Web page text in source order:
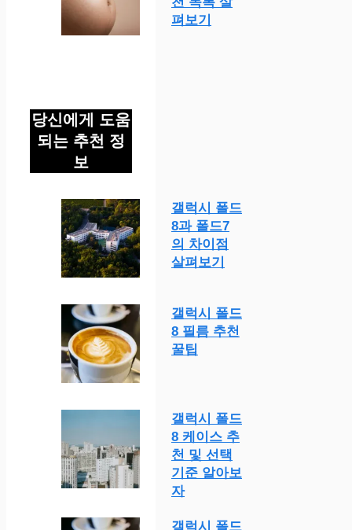
펴보기
당신에게 도움
되는 추천 정
보
갤럭시 폴드
8과 폴드7
의 차이점
살펴보기
갤럭시 폴드
8 필름 추천
꿀팁
갤럭시 폴드
8 케이스 추
천 및 선택
기준 알아보
자
갤럭시 폴드